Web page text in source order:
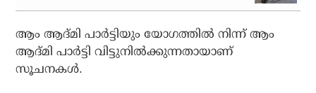
ആം ആദ്മി പാര്‍ട്ടിയും യോഗത്തില്‍ നിന്ന് ആം
ആദ്മി പാര്‍ട്ടി വിട്ടുനില്‍ക്കുന്നതായാണ്
സൂചനകള്‍.